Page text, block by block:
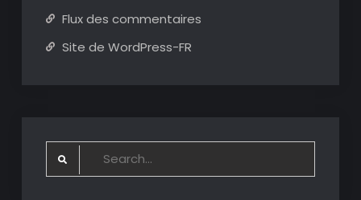
Flux des commentaires
Site de WordPress-FR
Search